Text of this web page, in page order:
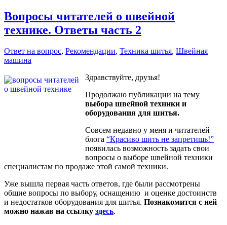
машине»
Вопросы читателей о швейной
технике. Ответы часть 2
Ответ на вопрос, Рекомендации, Техника шитья, Швейная
машина
Здравствуйте, друзья!
Продолжаю публикации на тему
выбора швейной техники и
оборудования для шитья.
Совсем недавно у меня и читателей
блога “Красиво шить не запретишь!”
появилась возможность задать свои
вопросы о выборе швейной техники
специалистам по продаже этой самой техники.
Уже вышла первая часть ответов, где были рассмотрены
общие вопросы по выбору, оснащению и оценке достоинств
и недостатков оборудования для шитья. Познакомится с ней
можно нажав на ссылку здесь.